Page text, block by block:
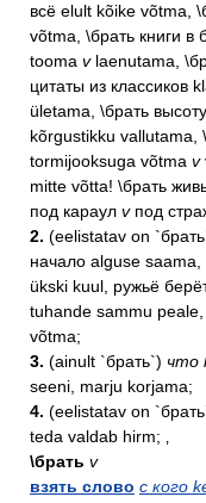
всё elult kõike võtma,
võtma, \брать книги в
tooma vlaenutama,
цитаты из классиков
ületama, \брать
kõrgustikku vallutama,
tormijooksuga võtma v
mitte võtta! \брать
под караул vпод
2. (eelistatav on
начало alguse saama,
ükski kuul, ружьё
tuhande sammu peale,
võtma;
3. (ainult `брать`) что
seeni, marju korjama;
4. (eelistatav on
teda valdab hirm; ‚
\брать v
взять слово с кого